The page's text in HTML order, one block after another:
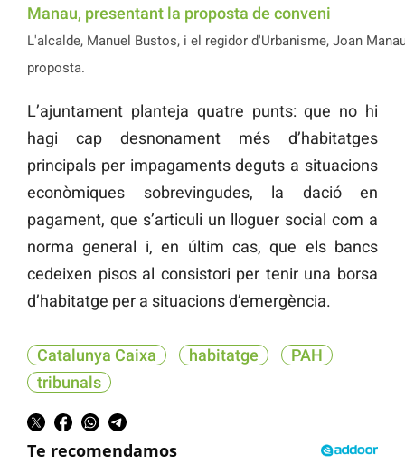
L'alcalde, Manuel Bustos, i el regidor d'Urbanisme, Joan
proposta.
L’ajuntament planteja quatre punts: que no hi
hagi cap desnonament més d’habitatges
principals per impagaments deguts a situacions
econòmiques sobrevingudes, la dació en
pagament, que s’articuli un lloguer social com a
norma general i, en últim cas, que els bancs
cedeixen pisos al consistori per tenir una borsa
d’habitatge per a situacions d’emergència.
Catalunya Caixa habitatge
PAH
tribunals